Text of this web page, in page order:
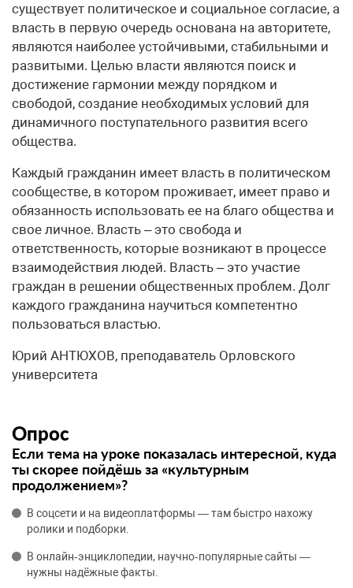
существует политическое и социальное согласие, а
власть в первую очередь основана на авторитете,
являются наиболее устойчивыми, стабильными и
развитыми. Целью власти являются поиск и
достижение гармонии между порядком и
свободой, создание необходимых условий для
динамичного поступательного развития всего
общества.
Каждый гражданин имеет власть в политическом
сообществе, в котором проживает, имеет право и
обязанность использовать ее на благо общества и
свое личное. Власть – это свобода и
ответственность, которые возникают в процессе
взаимодействия людей. Власть – это участие
граждан в решении общественных проблем. Долг
каждого гражданина научиться компетентно
пользоваться властью.
Юрий АНТЮХОВ, преподаватель Орловского
университета
Опрос
Если тема на уроке показалась интересной, куда
ты скорее пойдёшь за «культурным
продолжением»?
В соцсети и на видеоплатформы — там быстро нахожу
ролики и подборки.
В онлайн‑энциклопедии, научно‑популярные сайты —
нужны надёжные факты.